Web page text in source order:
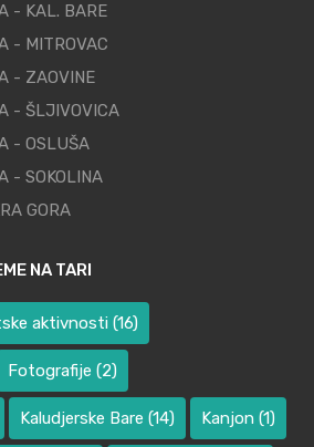
- KAL. BARE
- MITROVAC
- ZAOVINE
- ŠLJIVOVICA
- OSLUŠA
- SOKOLINA
GORA
NA TARI
aktivnosti (16)
Fotografije (2)
Kaludjerske Bare (14) Kanjon (1)